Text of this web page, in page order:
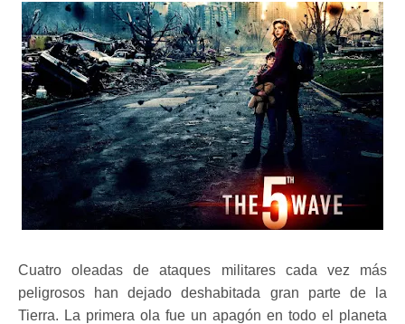
Cuatro oleadas de ataques militares cada vez más
peligrosos han dejado deshabitada gran parte de la
Tierra. La primera ola fue un apagón en todo el planeta